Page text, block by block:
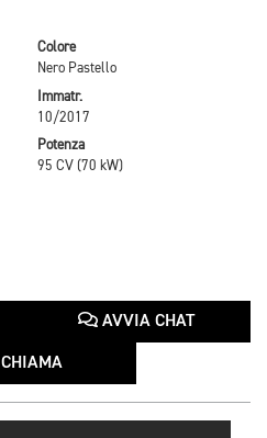
Colore
Nero Pastello
Immatr.
10/2017
Potenza
95 CV (70 kW)
AVVIA CHAT
CHIAMA